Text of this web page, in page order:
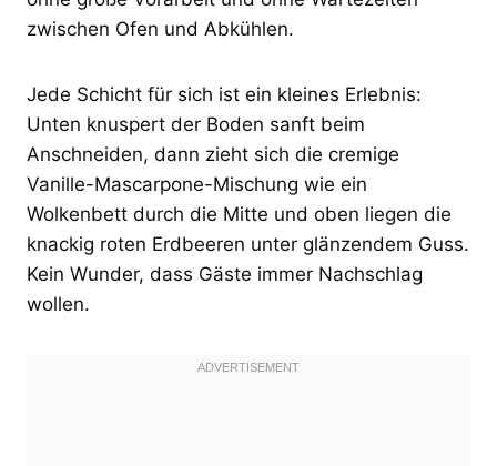
zwischen Ofen und Abkühlen.
Jede Schicht für sich ist ein kleines Erlebnis:
Unten knuspert der Boden sanft beim
Anschneiden, dann zieht sich die cremige
Vanille-Mascarpone-Mischung wie ein
Wolkenbett durch die Mitte und oben liegen die
knackig roten Erdbeeren unter glänzendem Guss.
Kein Wunder, dass Gäste immer Nachschlag
wollen.